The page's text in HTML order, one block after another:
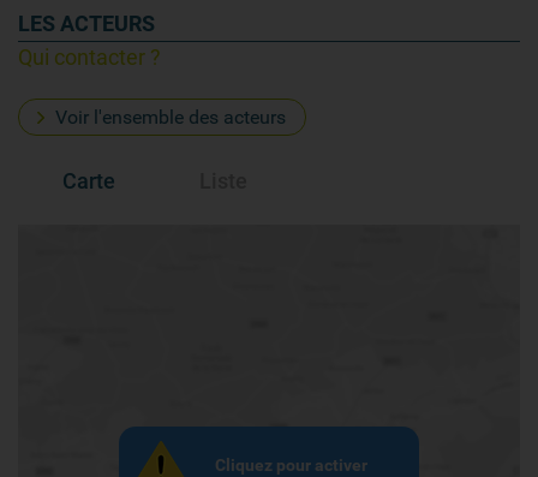
LES ACTEURS
Qui contacter ?
Voir l'ensemble des acteurs
Carte
Cliquez pour activer